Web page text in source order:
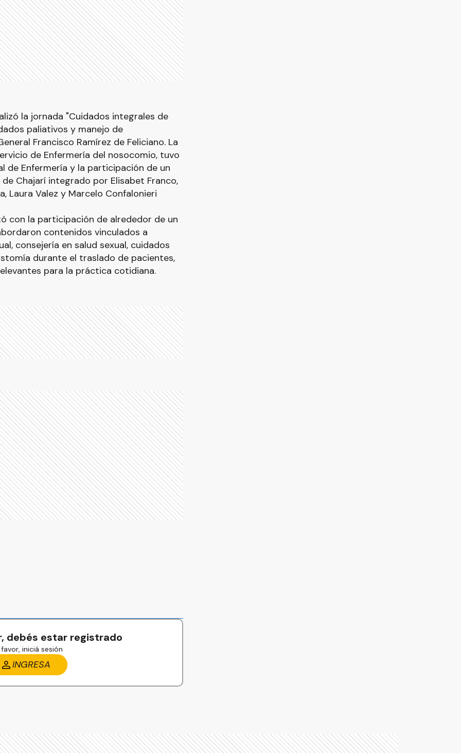
la jornada "Cuidados integrales de
paliativos y manejo de
Francisco Ramírez de Feliciano. La
de Enfermería del nosocomio, tuvo
de Enfermería y la participación de un
Chajarí integrado por Elisabet Franco,
Laura Valez y Marcelo Confalonieri
con la participación de alrededor de un
contenidos vinculados a
consejería en salud sexual, cuidados
durante el traslado de pacientes,
para la práctica cotidiana.
debés estar registrado
iniciá sesión
INGRESA